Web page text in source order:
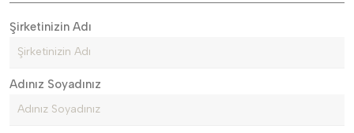
Şirketinizin Adı
Adınız Soyadınız